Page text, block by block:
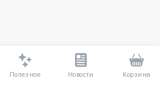
Полезное Новости Корзина